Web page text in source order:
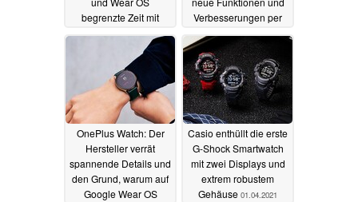
begrenzte Zeit mit
die TicPods ANC
03.04.2021
Verbesserungen per
02.04.2021
OnePlus Watch: Der
Hersteller verrät
spannende Details und
den Grund, warum auf
Google Wear OS
Casio enthüllt die erste
G-Shock Smartwatch
mit zwei Displays und
extrem robustem
Gehäuse 01.04.2021